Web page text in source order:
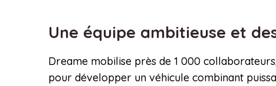
Une équipe ambitieuse et
Dreame mobilise près de 1 000
pour développer un véhicule combinant